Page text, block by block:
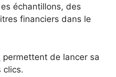
échantillons, des
financiers dans le
permettent de lancer sa
clics.